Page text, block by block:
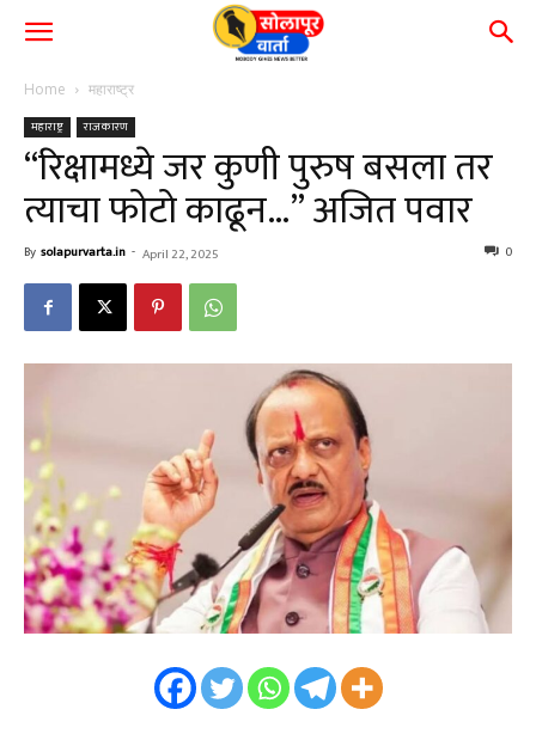
Home महाराष्ट्र
महाराष्ट्र राजकारण
“रिक्षामध्ये जर कुणी पुरुष बसला तर
त्याचा फोटो काढून…” अजित पवार
By solapurvarta.in - April 22, 2025 0